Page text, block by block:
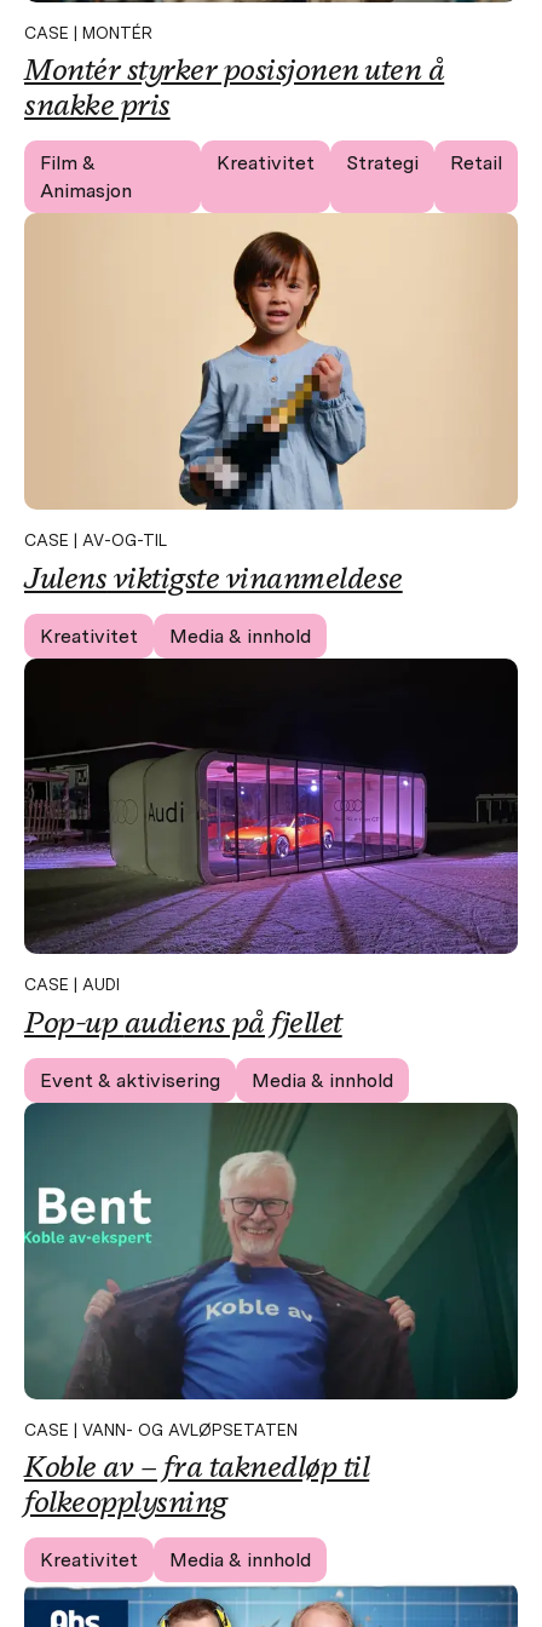
CASE | MONTÉR
Montér styrker posisjonen uten å
snakke pris
Film &
Animasjon
Kreativitet Strategi Retail
CASE | AV-OG-TIL
Julens viktigste vinanmeldese
Kreativitet Media & innhold
CASE | AUDI
Pop-up audiens på fjellet
Event & aktivisering Media & innhold
CASE | VANN- OG AVLØPSETATEN
Koble av – fra taknedløp til
folkeopplysning
Kreativitet Media & innhold